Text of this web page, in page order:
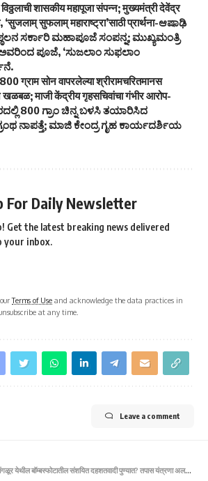
शासकीय महापूजा संपन्न; मुख्यमंत्री देवेंद्र
सुफलाम् महाराष्ट्रा’साठी प्रार्थना-ಆಷಾಢಿ
ಸರ್ಕಾರಿ ಮಹಾಪೂಜೆ ಸಂಪನ್ನ; ಮುಖ್ಯಮಂತ್ರಿ
ಪೂಜೆ, ‘ಸುಜಲಾಂ ಸುಫಲಾಂ
800 ग्राम सोन वापरलेल्या श्रीरामचरितमानस
खळबळ; माजी केंद्रीय गृहसचिवांचा गंभीर आरोप-
800 ಗ್ರಾಂ ಚಿನ್ನ ಬಳಸಿ ತಯಾರಿಸಿದ
ನಾಪತ್ತೆ; ಮಾಜಿ ಕೇಂದ್ರ ಗೃಹ ಕಾರ್ಯದರ್ಶಿಯ
For Daily Newsletter
Get the latest breaking news delivered
your inbox.
Terms of Use and acknowledge the data practices in
at any time.
Leave a comment
येथील बॉम्बस्फोटातील संशयित दहशतवादी पुण्यात? तपास यंत्रणा अलर्ट-ಬೆಂಗಳೂರಿನಲ್ಲಿ ಬಾಂಬ್ ಸ್ಫೋಟ, ಪುಣೆಯಲ್ಲಿ ಶಂಕಿತ ಉಗ್ರಗಾಮಿ,?.. ತನಿಖಾ ಸಂಸ್ಥೆ ಎಚ್ಚರಿಕೆ.